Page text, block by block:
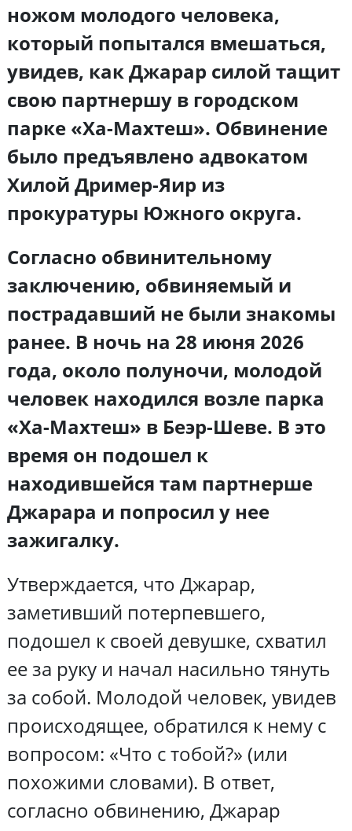
ножом молодого человека,
который попытался вмешаться,
увидев, как Джарар силой тащит
свою партнершу в городском
парке «Ха-Махтеш». Обвинение
было предъявлено адвокатом
Хилой Дример-Яир из
прокуратуры Южного округа.
Согласно обвинительному
заключению, обвиняемый и
пострадавший не были знакомы
ранее. В ночь на 28 июня 2026
года, около полуночи, молодой
человек находился возле парка
«Ха-Махтеш» в Беэр-Шеве. В это
время он подошел к
находившейся там партнерше
Джарара и попросил у нее
зажигалку.
Утверждается, что Джарар,
заметивший потерпевшего,
подошел к своей девушке, схватил
ее за руку и начал насильно тянуть
за собой. Молодой человек, увидев
происходящее, обратился к нему с
вопросом: «Что с тобой?» (или
похожими словами). В ответ,
согласно обвинению, Джарар